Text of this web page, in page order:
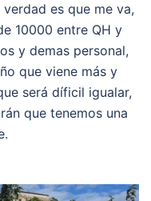
es que me va,
10000 entre QH y
y demas personal,
que viene más y
será díficil igualar,
que tenemos una